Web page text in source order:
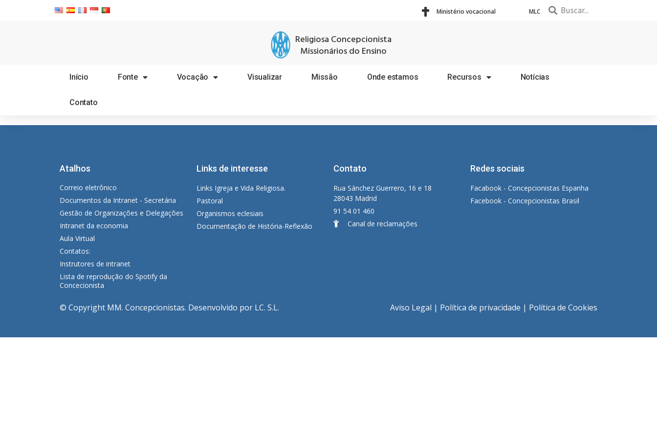
Ministério vocacional MLC
Religiosa Concepcionista
Missionários do Ensino
Início Fonte Vocação Visualizar Missão Onde estamos Recursos Notícias
Contato
Atalhos
Correio eletrônico
Documentos da Intranet - Secretária
Gestão de Organizações e Delegações
Intranet da economia
Aula Virtual
Contatos:
Instrutores de intranet
Lista de reprodução do Spotify da
Concecionista
Links de interesse
Links Igreja e Vida Religiosa.
Pastoral
Organismos eclesiais
Documentação de História-Reflexão
Contato
Rua Sánchez Guerrero, 16 e 18
28043 Madrid
91 54 01 460
Canal de reclamações
Redes sociais
Facabook - Concepcionistas Espanha
Facebook - Concepcionistas Brasil
© Copyright MM. Concepcionistas. Desenvolvido por LC. S.L. Aviso Legal | Política de privacidade | Política de Cookies